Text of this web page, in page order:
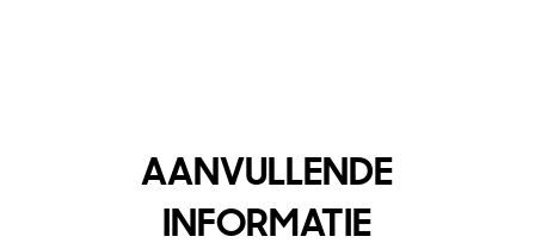
AANVULLENDE
INFORMATIE